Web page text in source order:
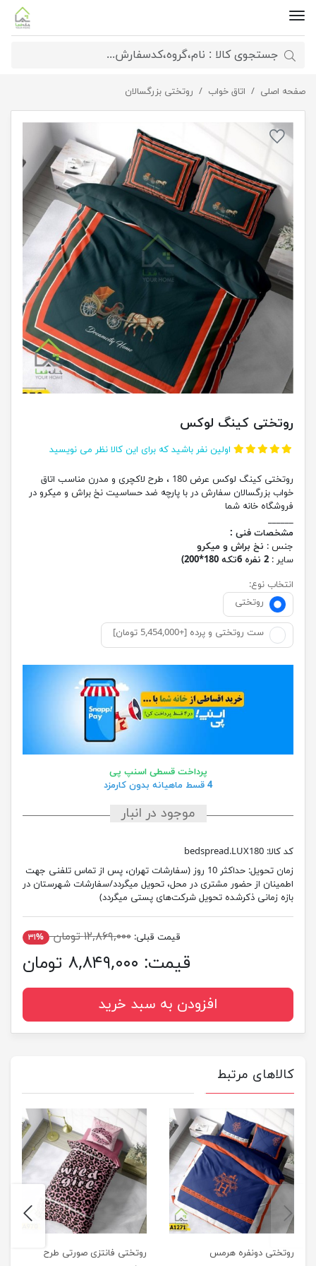
صفحه اصلی اتاق خواب روتختی بزرگسالان روتختی کینگ لوکس
روتختی کینگ لوکس
اولین نفر باشید که برای این کالا نظر می نویسید
روتختی کینگ لوکس عرض 180 ، طرح لاکچری و مدرن مناسب اتاق
خواب بزرگسالان سفارش در با پارچه ضد حساسیت نخ براش و میکرو در
فروشگاه خانه شما
______
مشخصات فنی :
جنس : نخ براش و میکرو
سایر : 2 نفره 6تکه 180*200)
انتخاب نوع:
روتختی
ست روتختی و پرده [+5,454,000 تومان]
پرداخت قسطی اسنپ پی
4 قسط ماهیانه بدون کارمزد
موجود در انبار
کد کالا: bedspread.LUX180
زمان تحویل:
حداکثر 10 روز (سفارشات تهران، پس از تماس تلفنی جهت
اطمینان از حضور مشتری در محل، تحویل میگردد/سفارشات شهرستان در
بازه زمانی ذکرشده تحویل شرکت‌های پستی میگردد)
قیمت قبلی: ۱۲,۸۶۹,۰۰۰ تومان ۳۱%
قیمت: ۸,۸۴۹,۰۰۰ تومان
افزودن به سبد خرید
کالاهای مرتبط
روتختی دونفره هرمس
روتختی فانتزی صورتی طرح
previus